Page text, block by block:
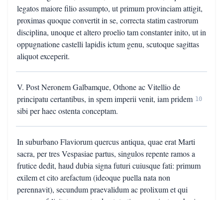
legatos maiore filio assumpto, ut primum provinciam attigit,
proximas quoque convertit in se, correcta statim castrorum
disciplina, unoque et altero proelio tam constanter inito, ut in
oppugnatione castelli lapidis ictum genu, scutoque sagittas
aliquot exceperit.
V. Post Neronem Galbamque, Othone ac Vitellio de
principatu certantibus, in spem imperii venit, iam pridem
sibi per haec ostenta conceptam.
10
In suburbano Flaviorum quercus antiqua, quae erat Marti
sacra, per tres Vespasiae partus, singulos repente ramos a
frutice dedit, haud dubia signa futuri cuiusque fati: primum
exilem et cito arefactum (ideoque puella nata non
perennavit), secundum praevalidum ac prolixum et qui